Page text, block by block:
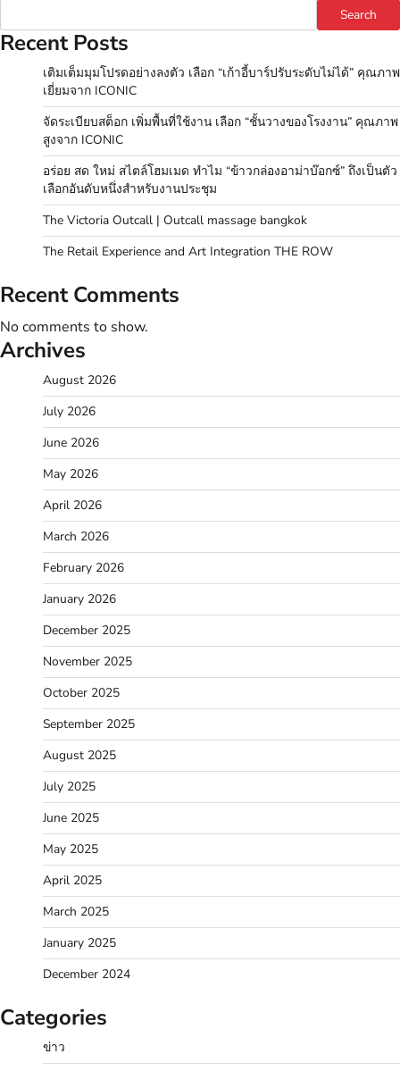
Search
Recent Posts
เติมเต็มมุมโปรดอย่างลงตัว เลือก “เก้าอี้บาร์ปรับระดับไม่ได้” คุณภาพ
เยี่ยมจาก ICONIC
จัดระเบียบสต็อก เพิ่มพื้นที่ใช้งาน เลือก “ชั้นวางของโรงงาน” คุณภาพ
สูงจาก ICONIC
อร่อย สด ใหม่ สไตล์โฮมเมด ทำไม “ข้าวกล่องอาม่าบ๊อกซ์” ถึงเป็นตัว
เลือกอันดับหนึ่งสำหรับงานประชุม
The Victoria Outcall | Outcall massage bangkok
The Retail Experience and Art Integration THE ROW
Recent Comments
No comments to show.
Archives
August 2026
July 2026
June 2026
May 2026
April 2026
March 2026
February 2026
January 2026
December 2025
November 2025
October 2025
September 2025
August 2025
July 2025
June 2025
May 2025
April 2025
March 2025
January 2025
December 2024
Categories
ข่าว